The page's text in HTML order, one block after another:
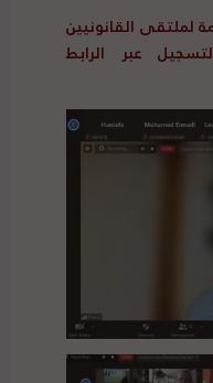
لملتقى القانونيين
عبر الرابط